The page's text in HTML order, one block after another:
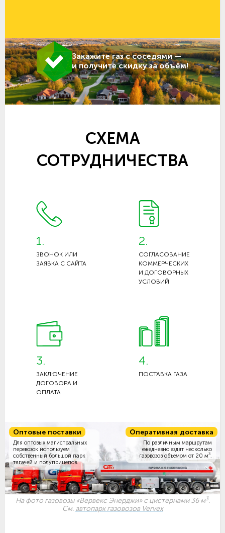
Закажите газ с соседями —
и получите скидку за объём!
СХЕМА
СОТРУДНИЧЕСТВА
1.
ЗВОНОК ИЛИ
ЗАЯВКА С САЙТА
2.
СОГЛАСОВАНИЕ
КОММЕРЧЕСКИХ
И ДОГОВОРНЫХ
УСЛОВИЙ
3.
ЗАКЛЮЧЕНИЕ
ДОГОВОРА И
ОПЛАТА
4.
ПОСТАВКА ГАЗА
Оптовые поставки
Для оптовых магистральных
перевозок используем
собственный большой парк
тягачей и полуприцепов.
Оперативная доставка
По различным маршрутам
ежедневно ездят несколько
газовозов объемом от 20 м3
На фото газовозы «Вервекс Энерджи» с цистернами 36 м3.
См. автопарк газовозов Vervex